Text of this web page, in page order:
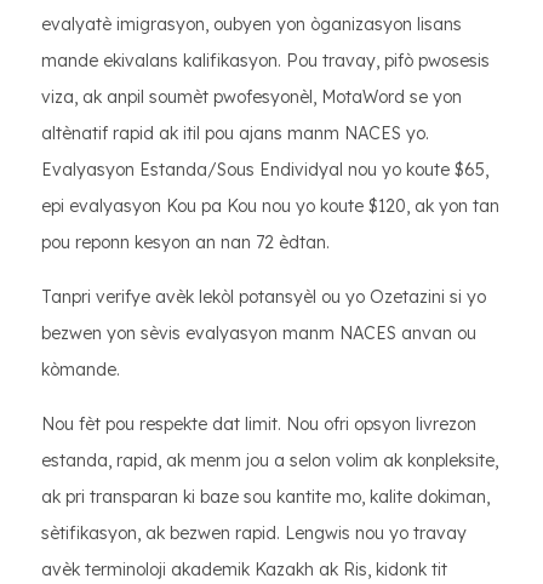
evalyatè imigrasyon, oubyen yon òganizasyon lisans
mande ekivalans kalifikasyon. Pou travay, pifò pwosesis
viza, ak anpil soumèt pwofesyonèl, MotaWord se yon
altènatif rapid ak itil pou ajans manm NACES yo.
Evalyasyon Estanda/Sous Endividyal nou yo koute $65,
epi evalyasyon Kou pa Kou nou yo koute $120, ak yon tan
pou reponn kesyon an nan 72 èdtan.
Tanpri verifye avèk lekòl potansyèl ou yo Ozetazini si yo
bezwen yon sèvis evalyasyon manm NACES anvan ou
kòmande.
Nou fèt pou respekte dat limit. Nou ofri opsyon livrezon
estanda, rapid, ak menm jou a selon volim ak konpleksite,
ak pri transparan ki baze sou kantite mo, kalite dokiman,
sètifikasyon, ak bezwen rapid. Lengwis nou yo travay
avèk terminoloji akademik Kazakh ak Ris, kidonk tit